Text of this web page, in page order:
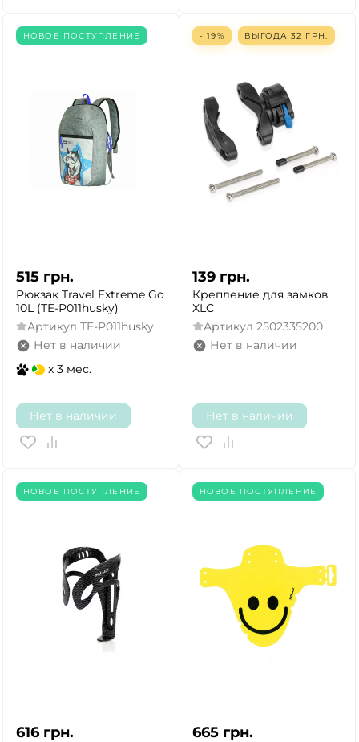
НОВОЕ ПОСТУПЛЕНИЕ
515 грн.
Рюкзак Travel Extreme Go
10L (ТE-Р011husky)
Артикул ТE-Р011husky
Нет в наличии
x 3 мес.
Нет в наличии
- 19% ВЫГОДА 32 ГРН.
139 грн.
Крепление для замков
XLC
Артикул 2502335200
Нет в наличии
Нет в наличии
НОВОЕ ПОСТУПЛЕНИЕ
616 грн.
НОВОЕ ПОСТУПЛЕНИЕ
665 грн.